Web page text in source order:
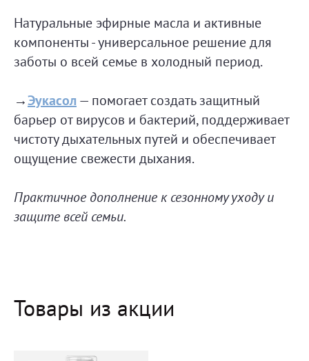
Натуральные эфирные масла и активные
компоненты - универсальное решение для
заботы о всей семье в холодный период.
→Эукасол— помогает создать защитный
барьер от вирусов и бактерий, поддерживает
чистоту дыхательных путей и обеспечивает
ощущение свежести дыхания.
Практичное дополнение к сезонному уходу и
защите всей семьи.
Товары из акции